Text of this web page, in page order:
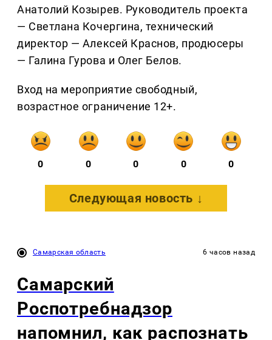
Анатолий Козырев. Руководитель проекта
— Светлана Кочергина, технический
директор — Алексей Краснов, продюсеры
— Галина Гурова и Олег Белов.
Вход на мероприятие свободный,
возрастное ограничение 12+.
0 0 0 0 0
Следующая новость ↓
Самарская область 6 часов назад
Самарский
Роспотребнадзор
напомнил, как распознать